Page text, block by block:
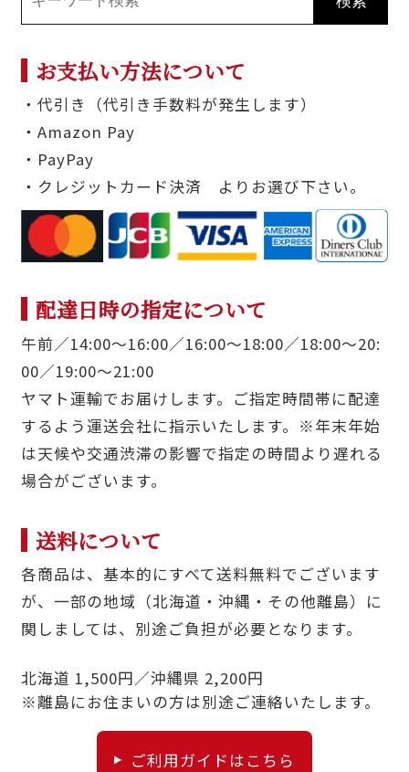
お支払い方法について
・代引き（代引き手数料が発生します）
・Amazon Pay
・PayPay
・クレジットカード決済 よりお選び下さい。
配達日時の指定について
午前／14:00〜16:00／16:00〜18:00／18:00〜20:
00／19:00〜21:00
ヤマト運輸でお届けします。ご指定時間帯に配達
するよう運送会社に指示いたします。※年末年始
は天候や交通渋滞の影響で指定の時間より遅れる
場合がございます。
送料について
各商品は、基本的にすべて送料無料でございます
が、一部の地域（北海道・沖縄・その他離島）に
関しましては、別途ご負担が必要となります。
北海道 1,500円／沖縄県 2,200円
※離島にお住まいの方は別途ご連絡いたします。
ご利用ガイドはこちら